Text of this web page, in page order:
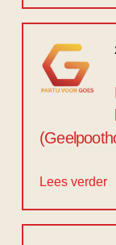
Lees verder